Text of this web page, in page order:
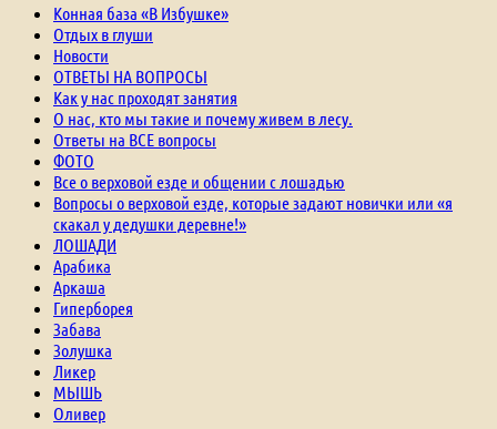
Конная база «В Избушке»
Отдых в глуши
Новости
ОТВЕТЫ НА ВОПРОСЫ
Как у нас проходят занятия
О нас, кто мы такие и почему живем в лесу.
Ответы на ВСЕ вопросы
ФОТО
Все о верховой езде и общении с лошадью
Вопросы о верховой езде, которые задают новички или «я
скакал у дедушки деревне!»
ЛОШАДИ
Арабика
Аркаша
Гиперборея
Забава
Золушка
Ликер
МЫШЬ
Оливер